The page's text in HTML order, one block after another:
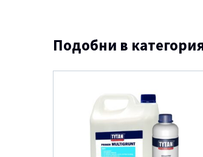
Подобни в